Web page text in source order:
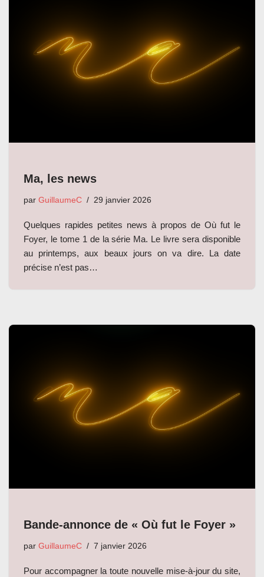
Ma, les news
par GuillaumeC 29 janvier 2026
Quelques rapides petites news à propos de Où fut le
Foyer, le tome 1 de la série Ma. Le livre sera disponible
au printemps, aux beaux jours on va dire. La date
précise n’est pas…
Bande-annonce de « Où fut le Foyer »
par GuillaumeC 7 janvier 2026
Pour accompagner la toute nouvelle mise-à-jour du site,